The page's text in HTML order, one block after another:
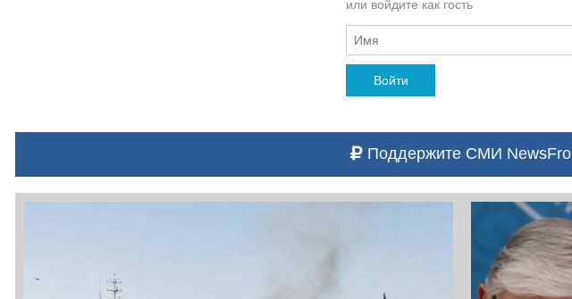
или войдите как гость
Войти
Поддержите СМИ NewsFrol